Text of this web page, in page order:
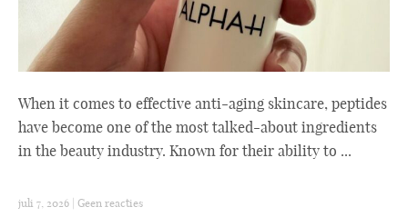
When it comes to effective anti-aging skincare, peptides
have become one of the most talked-about ingredients
in the beauty industry. Known for their ability to ...
juli 7, 2026 Geen reacties